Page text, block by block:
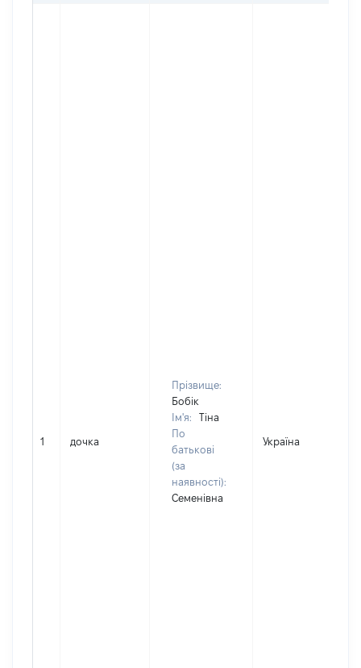
1 дочка
Прізвище:
Бобік
Ім'я:
Тіна
По
батькові
(за
наявності):
Семенівна
Україна